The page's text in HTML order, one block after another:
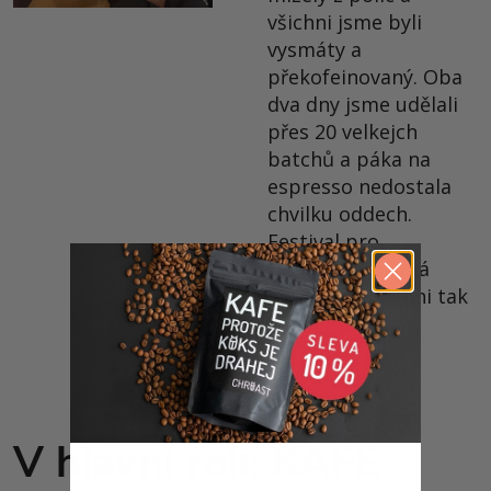
všichni jsme byli
vysmáty a
překofeinovaný. Oba
dva dny jsme udělali
přes 20 velkejch
batchů a páka na
espresso nedostala
chvilku oddech.
Festival pro
kávomilce jak má
bejt, jsme všichni tak
trochu blázni.
V hlavní roli: KAFE